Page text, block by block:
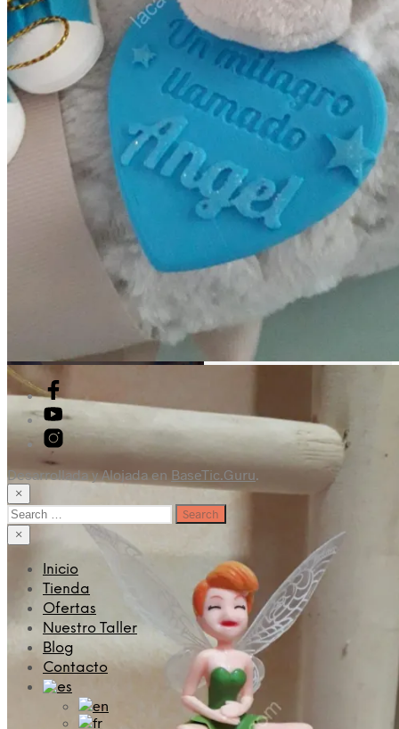
Desarrollada y Alojada en BaseTic.Guru
×
Search
for:
×
Inicio
Tienda
Ofertas
Nuestro Taller
Blog
Contacto